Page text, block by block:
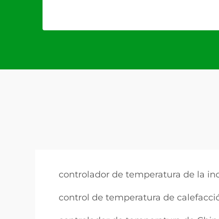
controlador de temperatura de la
control de temperatura de